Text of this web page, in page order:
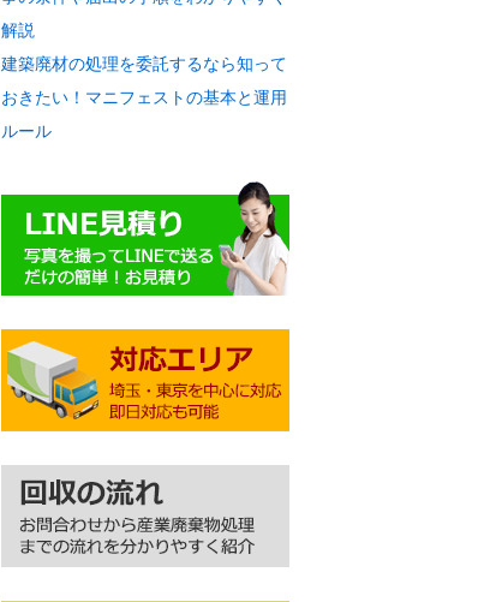
解説
建築廃材の処理を委託するなら知って
おきたい！マニフェストの基本と運用
ルール